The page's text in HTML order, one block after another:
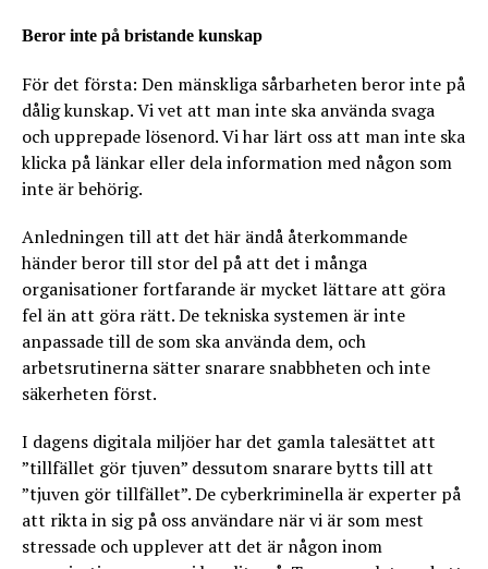
Beror inte på bristande kunskap
För det första: Den mänskliga sårbarheten beror inte på
dålig kunskap. Vi vet att man inte ska använda svaga
och upprepade lösenord. Vi har lärt oss att man inte ska
klicka på länkar eller dela information med någon som
inte är behörig.
Anledningen till att det här ändå återkommande
händer beror till stor del på att det i många
organisationer fortfarande är mycket lättare att göra
fel än att göra rätt. De tekniska systemen är inte
anpassade till de som ska använda dem, och
arbetsrutinerna sätter snarare snabbheten och inte
säkerheten först.
I dagens digitala miljöer har det gamla talesättet att
”tillfället gör tjuven” dessutom snarare bytts till att
”tjuven gör tillfället”. De cyberkriminella är experter på
att rikta in sig på oss användare när vi är som mest
stressade och upplever att det är någon inom